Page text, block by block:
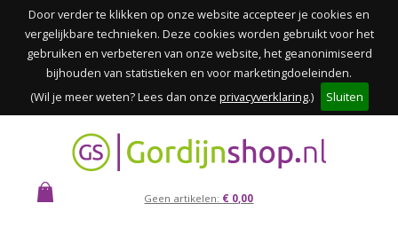
Door verder te klikken op onze website accepteer je cookies en
vergelijkbare technieken. Deze cookies worden gebruikt voor het
gebruiken en verbeteren van onze website, het geanonimiseerd
bijhouden van statistieken en voor marketingdoeleinden.
(Wil je meer weten? Lees dan onze privacyverklaring.) Sluiten
Geen artikelen: € 0,00